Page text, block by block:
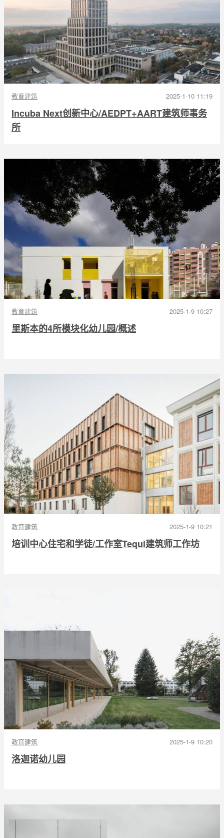
教育建筑 2025-1-10 11:19
Incuba Next创新中心/AEDPT+AART建筑师事务
所
教育建筑 2025-1-9 10:27
里斯本的4所模块化幼儿园/概述
教育建筑 2025-1-9 10:21
培训中心住宅和学徒/工作室Tequi建筑师工作坊
教育建筑 2025-1-9 10:20
洛迦诺幼儿园